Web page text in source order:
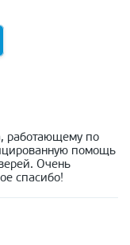
работающему по
помощь
Очень
спасибо!